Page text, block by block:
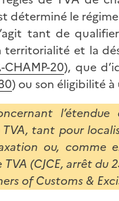
déterminé le
tant de
et la
CHAMP-20), que
) ou son éligibilité
l’étendue
tant pour
ou, comme
(CJCE, arrêt du
of Customs &